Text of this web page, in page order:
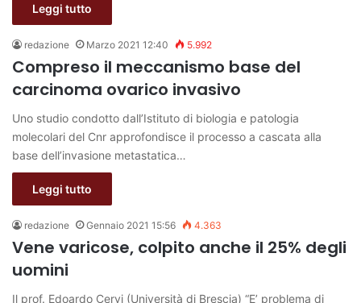
Leggi tutto
redazione Marzo 2021 12:40 5.992
Compreso il meccanismo base del
carcinoma ovarico invasivo
Uno studio condotto dall’Istituto di biologia e patologia
molecolari del Cnr approfondisce il processo a cascata alla
base dell’invasione metastatica…
Leggi tutto
redazione Gennaio 2021 15:56 4.363
Vene varicose, colpito anche il 25% degli
uomini
Il prof. Edoardo Cervi (Università di Brescia) “E’ problema di